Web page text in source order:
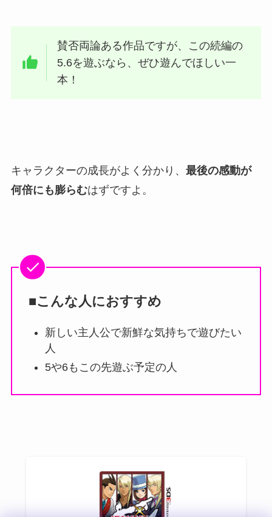
賛否両論ある作品ですが、この続編の
5.6を遊ぶなら、ぜひ遊んでほしい一
本！
キャラクターの成長がよく分かり、 最後の感動が
何倍にも膨らむはずですよ。
■こんな人におすすめ
新しい主人公で新鮮な気持ちで遊びたい
人
5や6もこの先遊ぶ予定の人